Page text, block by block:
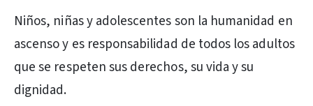
Niños, niñas y adolescentes son la humanidad en
ascenso y es responsabilidad de todos los adultos
que se respeten sus derechos, su vida y su
dignidad.